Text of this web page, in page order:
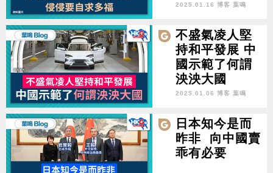
2025.01.16 博客 葉鳴
不盛氣凌人堅
持和平發展 中
國示範了何謂
泱泱大國
2025.01.06 博客 葉鳴
日本知今是而
昨非 向中國賣
乖有必要